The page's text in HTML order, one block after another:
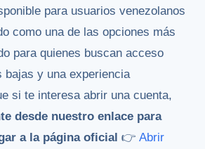
para usuarios venezolanos
como una de las opciones más
para quienes buscan acceso
bajas y una experiencia
si te interesa abrir una cuenta,
desde nuestro enlace para
a la página oficial 👉 Abrir